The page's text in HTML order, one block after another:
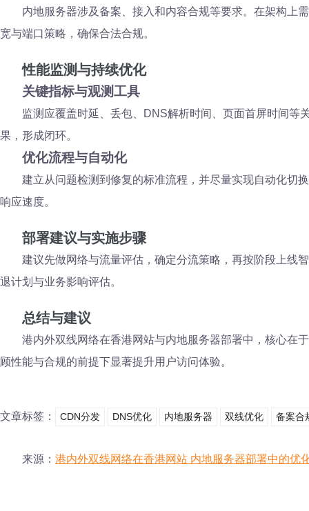
内地服务器涉及备案、接入和内容合规等要求。在架构上
宽与端口策略，确保合法合规。
性能监测与持续优化
关键指标与观测工具
监测应覆盖时延、丢包、DNS解析时间、页面首屏时间等
果，形成闭环。
优化流程与自动化
建立从问题检测到修复的标准流程，并尽量实现自动化切
响应速度。
部署建议与实施步骤
建议先做网络与流量评估，确定分流策略，再按阶段上线
退计划与业务影响评估。
总结与建议
港内外双线网络在香港网站与内地服务器部署中，核心在
顾性能与合规的前提下显著提升用户访问体验。
文章标签： CDN分发 DNS优化 内地服务器 双线优化 备案合
来源： 港内外双线网络在香港网站 内地服务器部署中的优